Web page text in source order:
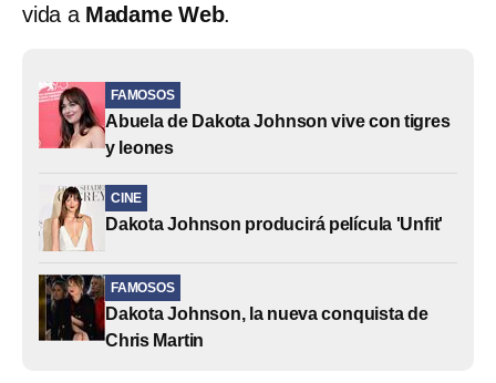
vida aMadame Web.
FAMOSOS
Abuela de Dakota Johnson vive con tigres
y leones
CINE
Dakota Johnson producirá película 'Unfit'
FAMOSOS
Dakota Johnson, la nueva conquista de
Chris Martin